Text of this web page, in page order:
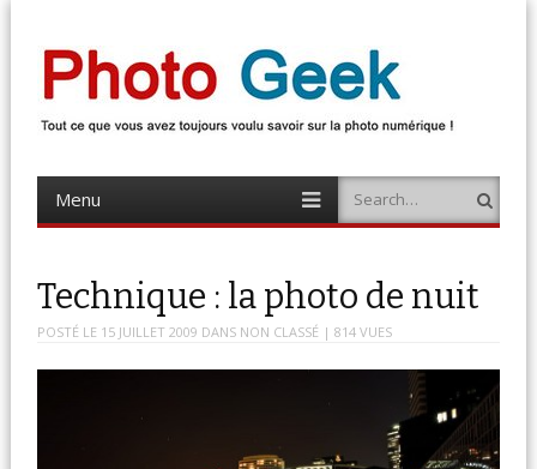
Photo Geek
Menu
content
Search
Technique : la photo de nuit
POSTÉ LE 15 JUILLET 2009 DANS NON CLASSÉ | 814 VUES